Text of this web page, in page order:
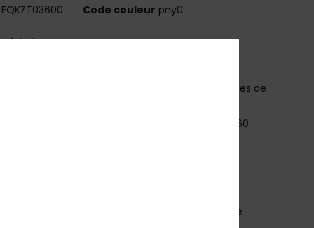
EQKZT03600 Code couleur pny0
Fabriqué avec 25 % de fibres de coton recyclé issues de
jersey 70 % coton, 30 % coton recyclé [160
étiquette tissée sur la couture latérale